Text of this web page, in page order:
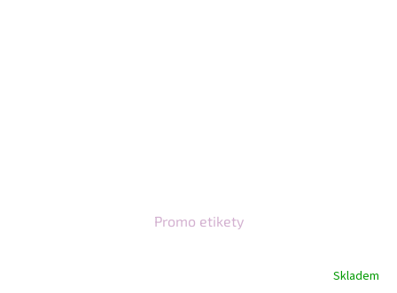
Promo etikety
Skladem